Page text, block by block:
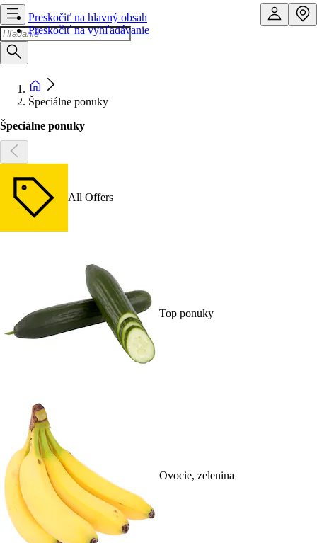
Preskočiť na hlavný obsah
Preskočiť na vyhľadávanie
Špeciálne ponuky
Špeciálne ponuky
All Offers
Top ponuky
Ovocie, zelenina